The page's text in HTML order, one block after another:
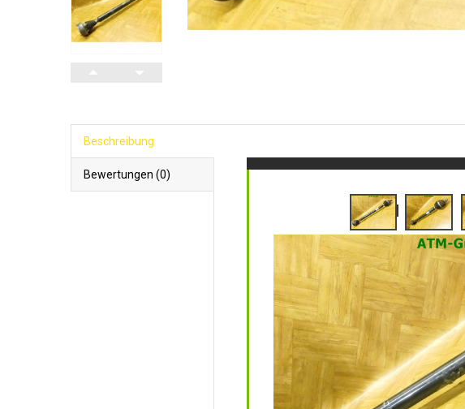
Beschreibung
Bewertungen (0)